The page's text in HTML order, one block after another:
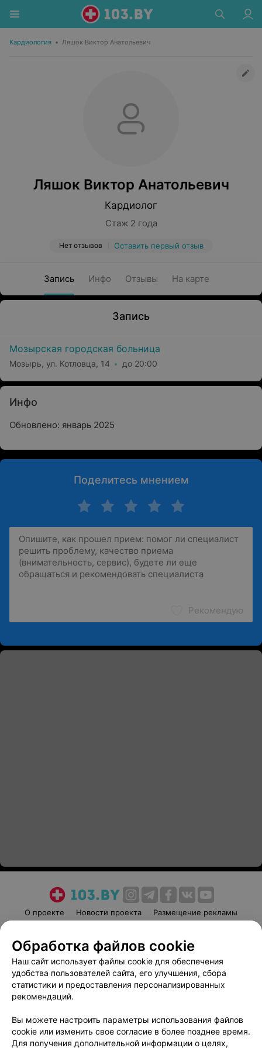
Кардиология • Ляшок Виктор Анатольевич
Ляшок Виктор Анатольевич
Кардиолог
Стаж 2 года
Нет отзывов Оставить первый отзыв
Запись Инфо Отзывы На карте
Запись
Мозырская городская больница
Мозырь, ул. Котловца, 14 до 20:00
Инфо
Обновлено: январь 2025
Поделитесь мнением
Рекомендую
О проекте Новости проекта
Размещение рекламы
Пользовательское соглашение
Способы оплаты
Вакансии
Партнеры
Написать руководителю 103.by
Обработка персональных данных
Обработка файлов cookie
Наш сайт использует файлы cookie для обеспечения
удобства пользователей сайта, его улучшения, сбора
статистики и предоставления персонализированных
рекомендаций.
Вы можете настроить параметры использования файлов
cookie или изменить свое согласие в более позднее время.
Для получения дополнительной информации о целях,